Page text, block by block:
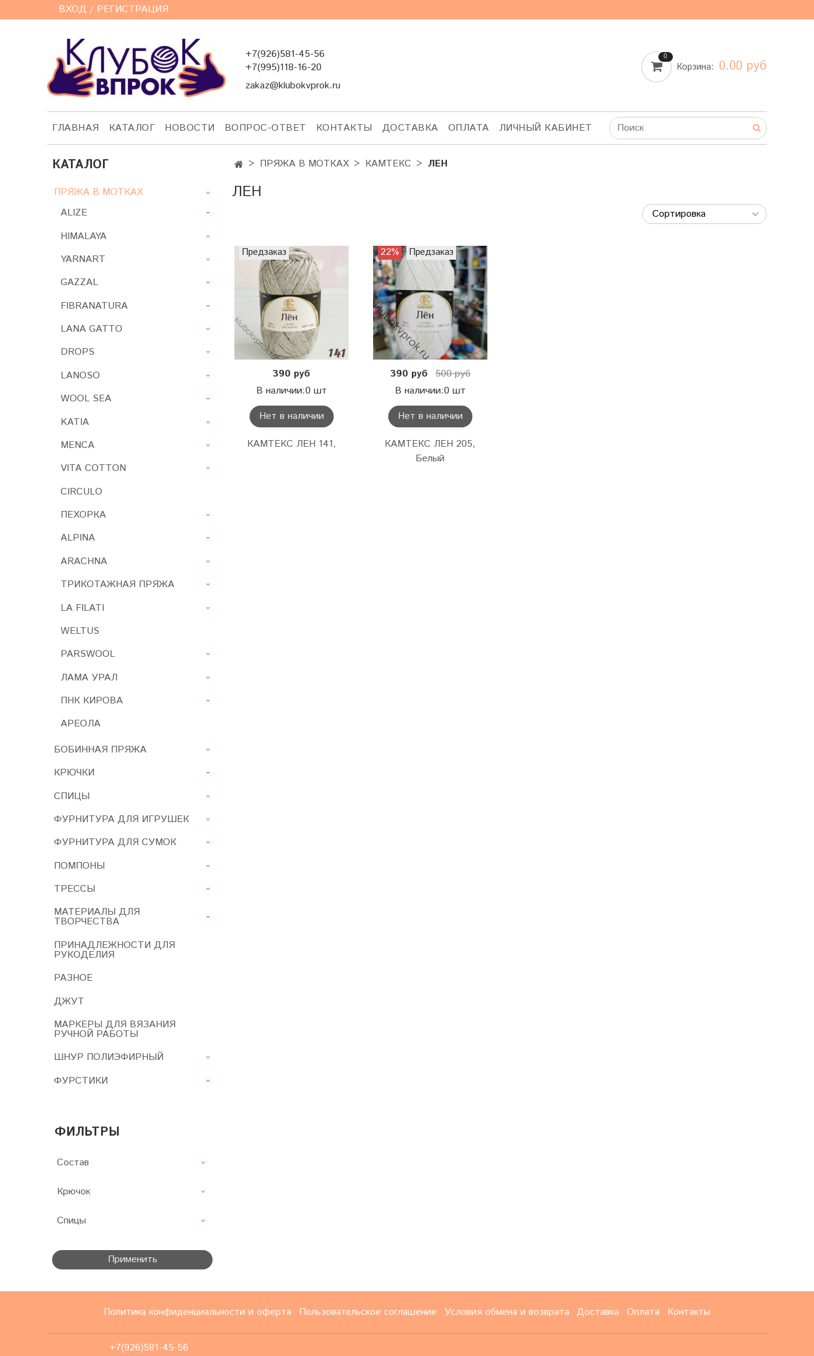
ВХОД / РЕГИСТРАЦИЯ
+7(926)581-45-56
+7(995)118-16-20
zakaz@klubokvprok.ru
0
Корзина: 0.00 руб
ГЛАВНАЯ КАТАЛОГ НОВОСТИ ВОПРОС-ОТВЕТ КОНТАКТЫ ДОСТАВКА ОПЛАТА ЛИЧНЫЙ КАБИНЕТ
ПРЯЖА В МОТКАХ КАМТЕКС ЛЕН
ЛЕН
Предзаказ
390 руб
В наличии:0 шт
Нет в наличии
КАМТЕКС ЛЕН 141,
22% Предзаказ
390 руб 500 руб
В наличии:0 шт
Нет в наличии
КАМТЕКС ЛЕН 205,
Белый
КАТАЛОГ
ПРЯЖА В МОТКАХ
ALIZE
HIMALAYA
YARNART
GAZZAL
FIBRANATURA
LANA GATTO
DROPS
LANOSO
WOOL SEA
KATIA
MENCA
VITA COTTON
CIRCULO
ПЕХОРКА
ALPINA
ARACHNA
ТРИКОТАЖНАЯ ПРЯЖА
LA FILATI
WELTUS
PARSWOOL
ЛАМА УРАЛ
ПНК КИРОВА
АРЕОЛА
БОБИННАЯ ПРЯЖА
КРЮЧКИ
СПИЦЫ
ФУРНИТУРА ДЛЯ ИГРУШЕК
ФУРНИТУРА ДЛЯ СУМОК
ПОМПОНЫ
ТРЕССЫ
МАТЕРИАЛЫ ДЛЯ
ТВОРЧЕСТВА
ПРИНАДЛЕЖНОСТИ ДЛЯ
РУКОДЕЛИЯ
РАЗНОЕ
ДЖУТ
МАРКЕРЫ ДЛЯ ВЯЗАНИЯ
РУЧНОЙ РАБОТЫ
ШНУР ПОЛИЭФИРНЫЙ
ФУРСТИКИ
ФИЛЬТРЫ
Состав
Крючок
Спицы
Применить
Политика конфиденциальности и оферта Пользовательское соглашение Условия обмена и возврата Доставка Оплата Контакты
+7(926)581-45-56